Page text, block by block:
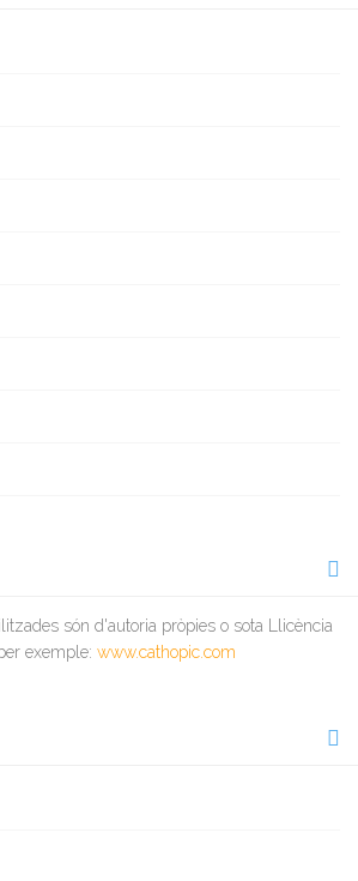
són d'autoria pròpies o sota Llicència
exemple: www.cathopic.com